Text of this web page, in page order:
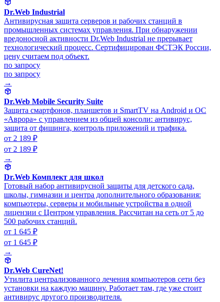
Dr.Web Industrial
Антивирусная защита серверов и рабочих станций в
промышленных системах управления. При обнаружении
вредоносной активности Dr.Web Industrial не прерывает
технологический процесс. Сертифицирован ФСТЭК России,
цену считаем под объект.
по запросу
по запросу
→
Dr.Web Mobile Security Suite
Защита смартфонов, планшетов и SmartTV на Android и ОС
«Аврора» с управлением из общей консоли: антивирус,
защита от фишинга, контроль приложений и трафика.
от 2 189 ₽
от 2 189 ₽
→
Dr.Web Комплект для школ
Готовый набор антивирусной защиты для детского сада,
школы, гимназии и центра дополнительного образования:
компьютеры, серверы и мобильные устройства в одной
лицензии с Центром управления. Рассчитан на сеть от 5 до
500 рабочих станций.
от 1 645 ₽
от 1 645 ₽
→
Dr.Web CureNet!
Утилита централизованного лечения компьютеров сети без
установки на каждую машину. Работает там, где уже стоит
антивирус другого производителя.